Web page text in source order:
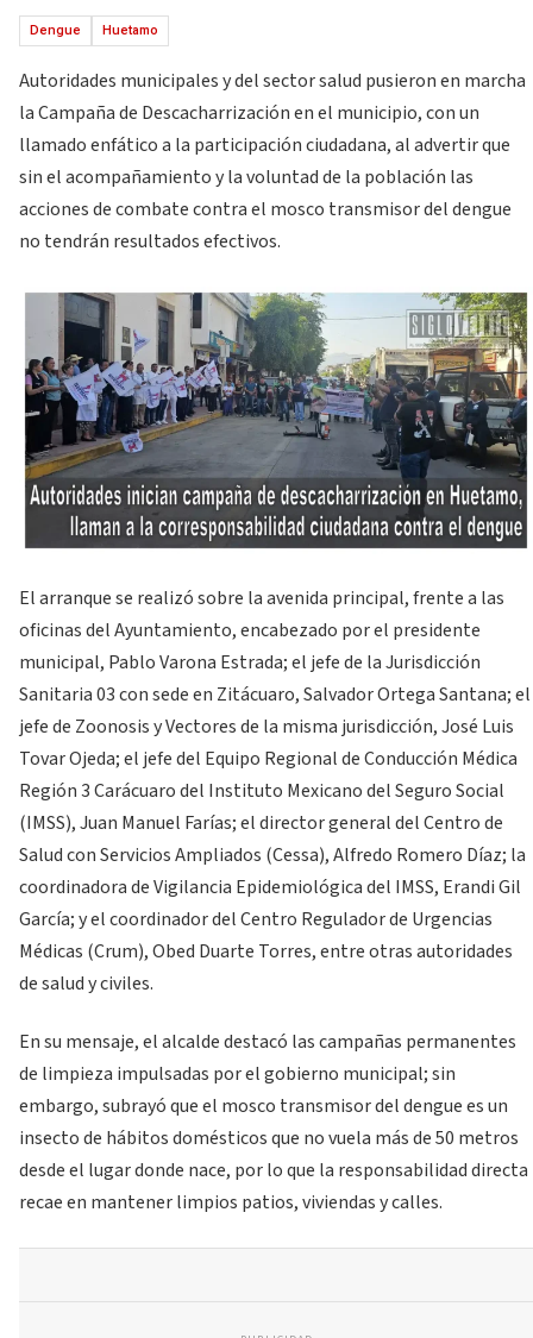
Dengue Huetamo
Autoridades municipales y del sector salud pusieron en marcha
la Campaña de Descacharrización en el municipio, con un
llamado enfático a la participación ciudadana, al advertir que
sin el acompañamiento y la voluntad de la población las
acciones de combate contra el mosco transmisor del dengue
no tendrán resultados efectivos.
El arranque se realizó sobre la avenida principal, frente a las
oficinas del Ayuntamiento, encabezado por el presidente
municipal, Pablo Varona Estrada; el jefe de la Jurisdicción
Sanitaria 03 con sede en Zitácuaro, Salvador Ortega Santana; el
jefe de Zoonosis y Vectores de la misma jurisdicción, José Luis
Tovar Ojeda; el jefe del Equipo Regional de Conducción Médica
Región 3 Carácuaro del Instituto Mexicano del Seguro Social
(IMSS), Juan Manuel Farías; el director general del Centro de
Salud con Servicios Ampliados (Cessa), Alfredo Romero Díaz; la
coordinadora de Vigilancia Epidemiológica del IMSS, Erandi Gil
García; y el coordinador del Centro Regulador de Urgencias
Médicas (Crum), Obed Duarte Torres, entre otras autoridades
de salud y civiles.
En su mensaje, el alcalde destacó las campañas permanentes
de limpieza impulsadas por el gobierno municipal; sin
embargo, subrayó que el mosco transmisor del dengue es un
insecto de hábitos domésticos que no vuela más de 50 metros
desde el lugar donde nace, por lo que la responsabilidad directa
recae en mantener limpios patios, viviendas y calles.